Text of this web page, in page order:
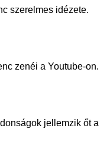
szerelmes idézete.
zenéi a Youtube-on.
jellemzik őt a